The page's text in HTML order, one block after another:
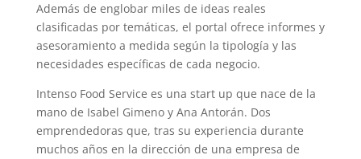
Además de englobar miles de ideas reales
clasificadas por temáticas, el portal ofrece informes y
asesoramiento a medida según la tipología y las
necesidades específicas de cada negocio.
Intenso Food Service es una start up que nace de la
mano de Isabel Gimeno y Ana Antorán. Dos
emprendedoras que, tras su experiencia durante
muchos años en la dirección de una empresa de